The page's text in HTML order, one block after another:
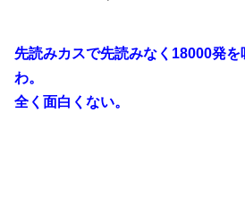
先読みカスで先読みなく18000発
わ。
全く面白くない。